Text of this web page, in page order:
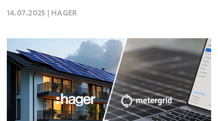
14.07.2025 | HAGER